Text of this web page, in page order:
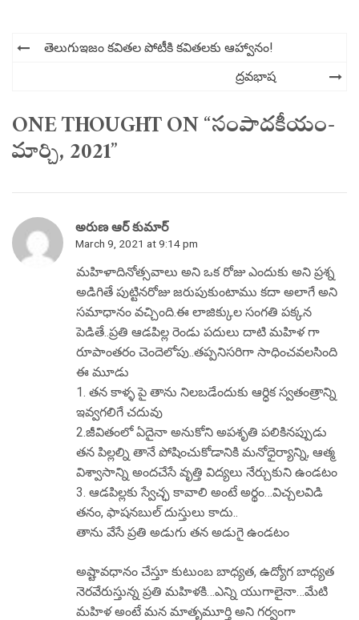
Postతెలుగుఇజం కవితల పోటీకి కవితలకు ఆహ్వానం!
ద్రవభాష
ONE THOUGHT ON “సంపాదకీయం-
మార్చి, 2021”
అరుణ ఆర్ కుమార్
March 9, 2021 at 9:14 pm
మహిళాదినోత్సవాలు అని ఒక రోజు ఎందుకు అని ప్రశ్న
అడిగితే పుట్టినరోజు జరుపుకుంటాము కదా అలాగే అని
సమాధానం వచ్చింది.ఈ లాజిక్కుల సంగతి పక్కన
పెడితే..ప్రతి ఆడపిల్ల రెండు పదులు దాటి మహిళ గా
రూపాంతరం చెందెలోపు..తప్పనిసరిగా సాధించవలసింది
ఈ మూడు
1. తన కాళ్ళ పై తాను నిలబడేందుకు ఆర్ధిక స్వతంత్రాన్ని
ఇవ్వగలిగే చదువు
2.జీవితంలో ఏదైనా అనుకోని అపశృతి పలికినప్పుడు
తన పిల్లల్ని తానే పోషించుకోడానికి మనోధైర్యాన్ని, ఆత్మ
విశ్వాసాన్ని అందచేసే వృత్తి విద్యలు నేర్చుకుని ఉండటం
3. ఆడపిల్లకు స్వేచ్ఛ కావాలి అంటే అర్థం…విచ్చలవిడి
తనం, ఫాషనబుల్ దుస్తులు కాదు..
తాను వేసే ప్రతి అడుగు తన అడుగై ఉండటం
అష్టావధానం చేస్తూ కుటుంబ బాధ్యత, ఉద్యోగ బాధ్యత
నెరవేరుస్తున్న ప్రతి మహిళకి…ఎన్ని యుగాలైనా…మేటి
మహిళ అంటే మన మాతృమూర్తి అని గర్వంగా